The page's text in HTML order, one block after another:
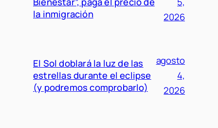
la inmigración
2026
El Sol doblará la luz de las
estrellas durante el eclipse
(y podremos comprobarlo)
agosto
4,
2026